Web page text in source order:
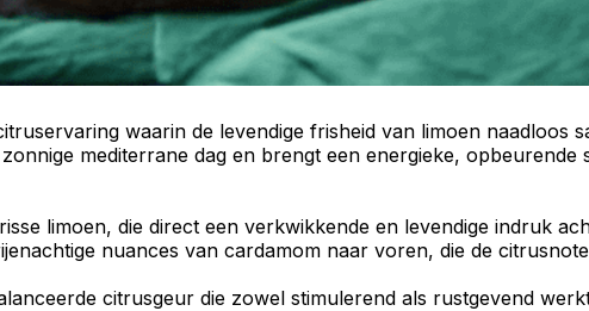
waarin de levendige frisheid van limoen naadloos
mediterrane dag en brengt een energieke, opbeurende
limoen, die direct een verkwikkende en levendige indruk
nuances van cardamom naar voren, die de
citrusgeur die zowel stimulerend als rustgevend